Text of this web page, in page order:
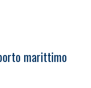
marittimo